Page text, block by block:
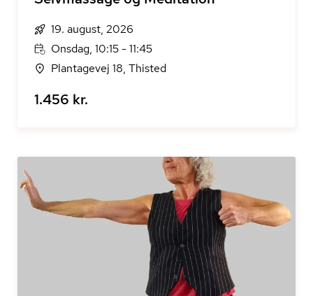
19. august, 2026
Onsdag, 10:15 - 11:45
Plantagevej 18, Thisted
1.456 kr.